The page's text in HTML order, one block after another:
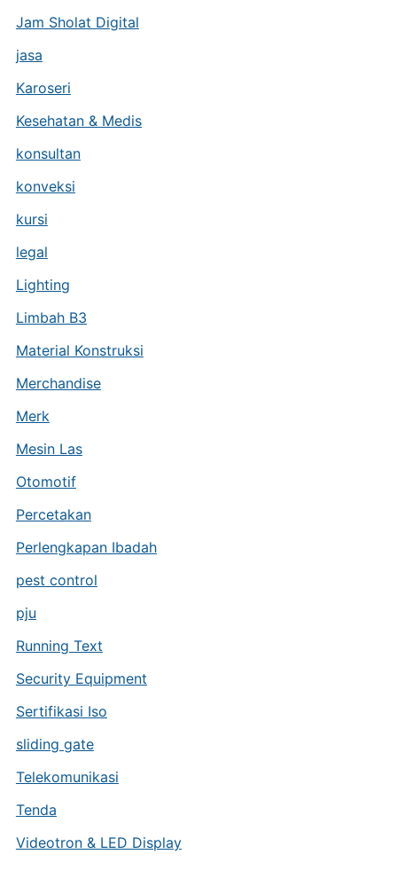
Jam Sholat Digital
jasa
Karoseri
Kesehatan & Medis
konsultan
konveksi
kursi
legal
Lighting
Limbah B3
Material Konstruksi
Merchandise
Merk
Mesin Las
Otomotif
Percetakan
Perlengkapan Ibadah
pest control
pju
Running Text
Security Equipment
Sertifikasi Iso
sliding gate
Telekomunikasi
Tenda
Videotron & LED Display